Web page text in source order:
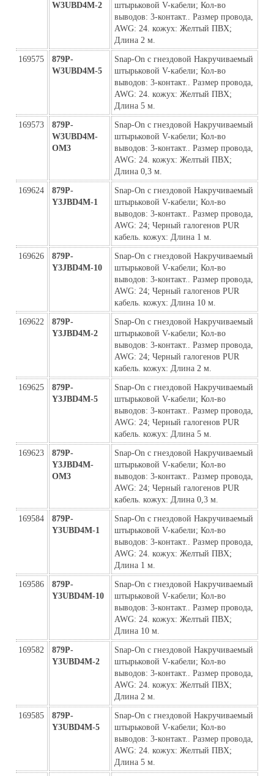
W3UBD4M-2
штырьковой V-кабели; Кол-во
выводов: 3-контакт.. Размер провода,
AWG: 24. кожух: Желтый ПВХ;
Длина 2 м.
169575
879P-
W3UBD4M-5
Snap-On с гнездовой Накручиваемый
штырьковой V-кабели; Кол-во
выводов: 3-контакт.. Размер провода,
AWG: 24. кожух: Желтый ПВХ;
Длина 5 м.
169573
879P-
W3UBD4M-
ОМ3
Snap-On с гнездовой Накручиваемый
штырьковой V-кабели; Кол-во
выводов: 3-контакт.. Размер провода,
AWG: 24. кожух: Желтый ПВХ;
Длина 0,3 м.
169624
879P-
Y3JBD4M-1
Snap-On с гнездовой Накручиваемый
штырьковой V-кабели; Кол-во
выводов: 3-контакт.. Размер провода,
AWG: 24; Черный галогенов PUR
кабель. кожух: Длина 1 м.
169626
879P-
Y3JBD4M-10
Snap-On с гнездовой Накручиваемый
штырьковой V-кабели; Кол-во
выводов: 3-контакт.. Размер провода,
AWG: 24; Черный галогенов PUR
кабель. кожух: Длина 10 м.
169622
879P-
Y3JBD4M-2
Snap-On с гнездовой Накручиваемый
штырьковой V-кабели; Кол-во
выводов: 3-контакт.. Размер провода,
AWG: 24; Черный галогенов PUR
кабель. кожух: Длина 2 м.
169625
879P-
Y3JBD4M-5
Snap-On с гнездовой Накручиваемый
штырьковой V-кабели; Кол-во
выводов: 3-контакт.. Размер провода,
AWG: 24; Черный галогенов PUR
кабель. кожух: Длина 5 м.
169623
879P-
Y3JBD4M-
ОМ3
Snap-On с гнездовой Накручиваемый
штырьковой V-кабели; Кол-во
выводов: 3-контакт.. Размер провода,
AWG: 24; Черный галогенов PUR
кабель. кожух: Длина 0,3 м.
169584
879P-
Y3UBD4M-1
Snap-On с гнездовой Накручиваемый
штырьковой V-кабели; Кол-во
выводов: 3-контакт.. Размер провода,
AWG: 24. кожух: Желтый ПВХ;
Длина 1 м.
169586
879P-
Y3UBD4M-10
Snap-On с гнездовой Накручиваемый
штырьковой V-кабели; Кол-во
выводов: 3-контакт.. Размер провода,
AWG: 24. кожух: Желтый ПВХ;
Длина 10 м.
169582
879P-
Y3UBD4M-2
Snap-On с гнездовой Накручиваемый
штырьковой V-кабели; Кол-во
выводов: 3-контакт.. Размер провода,
AWG: 24. кожух: Желтый ПВХ;
Длина 2 м.
169585
879P-
Y3UBD4M-5
Snap-On с гнездовой Накручиваемый
штырьковой V-кабели; Кол-во
выводов: 3-контакт.. Размер провода,
AWG: 24. кожух: Желтый ПВХ;
Длина 5 м.